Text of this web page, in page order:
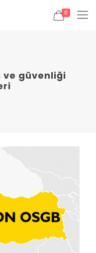
0
ve güvenliği